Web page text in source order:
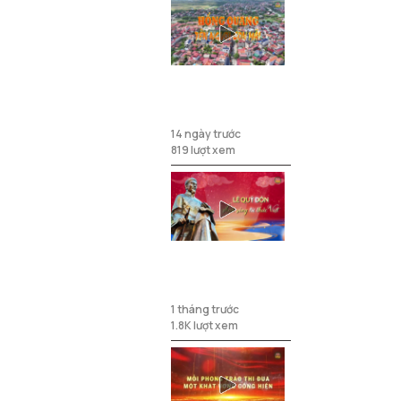
mãi
14 ngày trước
819 lượt xem
Việt
1 tháng trước
1.8K lượt xem